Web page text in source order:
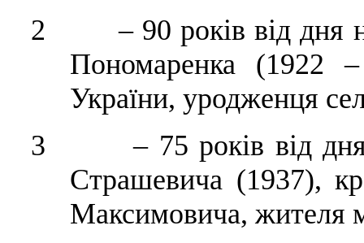
2 – 90 років від дня
Пономаренка (1922
України, уродженця
3 – 75 років від дня
Страшевича (1937),
Максимовича, жителя